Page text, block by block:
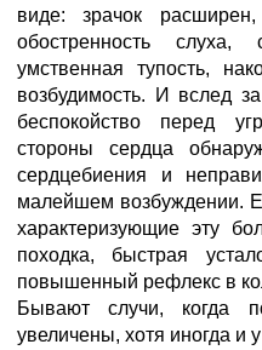
виде: зрачок
обостренность
умственная тупость,
возбудимость. И вслед
беспокойство перед
стороны сердца
сердцебиения и
малейшем возбуждении.
характеризующие эту
походка, быстрая
повышенный рефлекс в
Бывают случи, когда
увеличены, хотя иногда и